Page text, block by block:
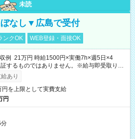
未読
なし▼広島で受付
ンクOK WEB登録・面接OK
例 21万円 時給1500円×実働7h×週5日×4
するものではありません。※給与即受取りサ
用条件有）
あり
円を上限として実費支給
円